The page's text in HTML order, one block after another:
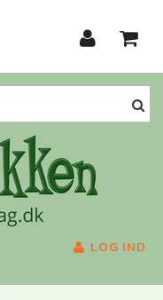
LOG IND